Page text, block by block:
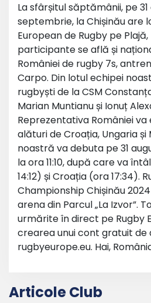
La sfârșitul săptămânii, pe 31
septembrie, la Chișinău are
European de Rugby pe
participante se află și
României de rugby 7s,
Carpo. Din lotul echipei
rugbyști de la CSM
Marian Muntianu și Ionuț
Reprezentativa României va
alături de Croația, Ungaria și
noastră va debuta pe 31
la ora 11:10, după care va
14:12) și Croația (ora 17:34).
Championship Chișinău
arena din Parcul „La Izvor”.
urmărite în direct pe Rugby
crearea unui cont gratuit
rugbyeurope.eu. Hai,
Articole Club